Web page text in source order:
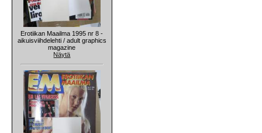
Erotiikan Maailma 1995 nr 8 -
aikuisviihdelehti / adult graphics
magazine
Näytä